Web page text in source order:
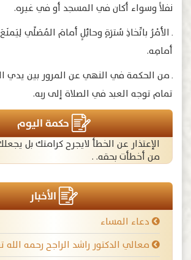
نفلاً وسواء أكان في المسجد أو في غيره.
ـ الأمْرُ باتِّخاذِ سُترَةٍ وحائِلٍ أمامَ المُصَلِّي
أمامِه.
ـ من الحكمة في النهي عن المرور بين يدي
تمام توجه العبد في الصلاة إلى ربه.
حكمة اليوم
الإعتذار عن الخطأ لايجرح كرامتك بل
من أخطأت بحقه. .
الأخبار
دعاء المساء
معالي الدكتور راشد الراجح رحمه الله